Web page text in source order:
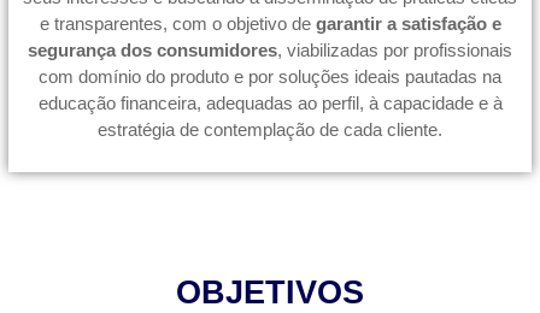
e transparentes, com o objetivo de garantir a satisfação e
segurança dos consumidores, viabilizadas por profissionais
com domínio do produto e por soluções ideais pautadas na
educação financeira, adequadas ao perfil, à capacidade e à
estratégia de contemplação de cada cliente.
OBJETIVOS